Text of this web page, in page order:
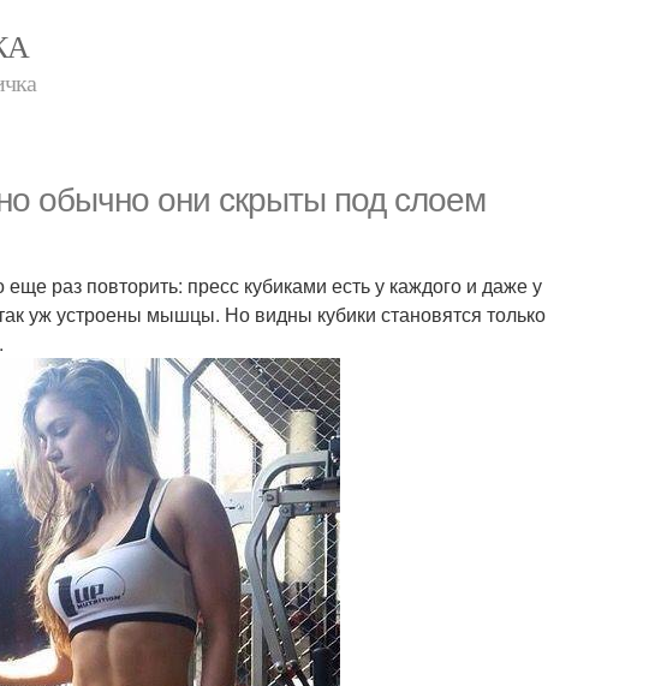
обычно они скрыты под слоем
раз повторить: пресс кубиками есть у каждого и даже у
уж устроены мышцы. Но видны кубики становятся только